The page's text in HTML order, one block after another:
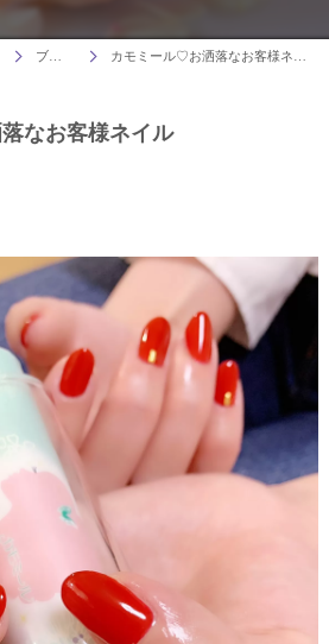
ブログ カモミール♡お洒落なお客様ネイル
なお客様ネイル